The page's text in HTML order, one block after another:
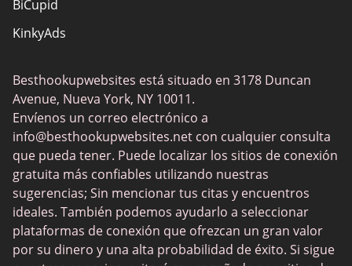
BiCupid
KinkyAds
Together2Night
MyLOL
Swingtowns
Instabang
Besthookupwebsites está situado en 3178 Duncan
Avenue, Nueva York, NY 10011.
Envíenos un correo electrónico a
info@besthookupwebsites.net con cualquier consulta
que pueda tener. Puede localizar los sitios de conexión
gratuita más confiables utilizando nuestras
sugerencias; Sin mencionar tus citas y encuentros
ideales. También podemos ayudarlo a seleccionar
plataformas de conexión que ofrezcan un gran valor
por su dinero y una alta probabilidad de éxito. Si sigue